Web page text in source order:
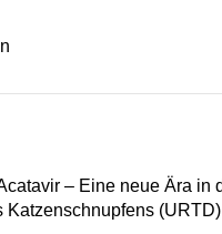
– Eine neue Ära in
Katzenschnupfens (URTD)